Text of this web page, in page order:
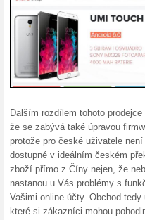
Na
telefony.
prováděny
náhradní